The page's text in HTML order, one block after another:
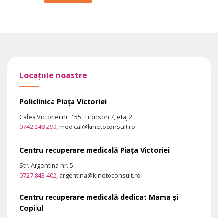
Locațiile noastre
Policlinica Piața Victoriei
Calea Victoriei nr. 155, Tronson 7, etaj 2
0742 248 290, medical@kinetoconsult.ro
Centru recuperare medicală Piața Victoriei
Str. Argentina nr. 5
0727 843 402, argentina@kinetoconsult.ro
Centru recuperare medicală dedicat Mama și
Copilul